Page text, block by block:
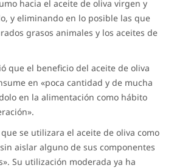
hacia el aceite de oliva virgen y
y eliminando en lo posible las que
grasos animales y los aceites de
que el beneficio del aceite de oliva
en «poca cantidad y de mucha
en la alimentación como hábito
se utilizara el aceite de oliva como
aislar alguno de sus componentes
Su utilización moderada ya ha